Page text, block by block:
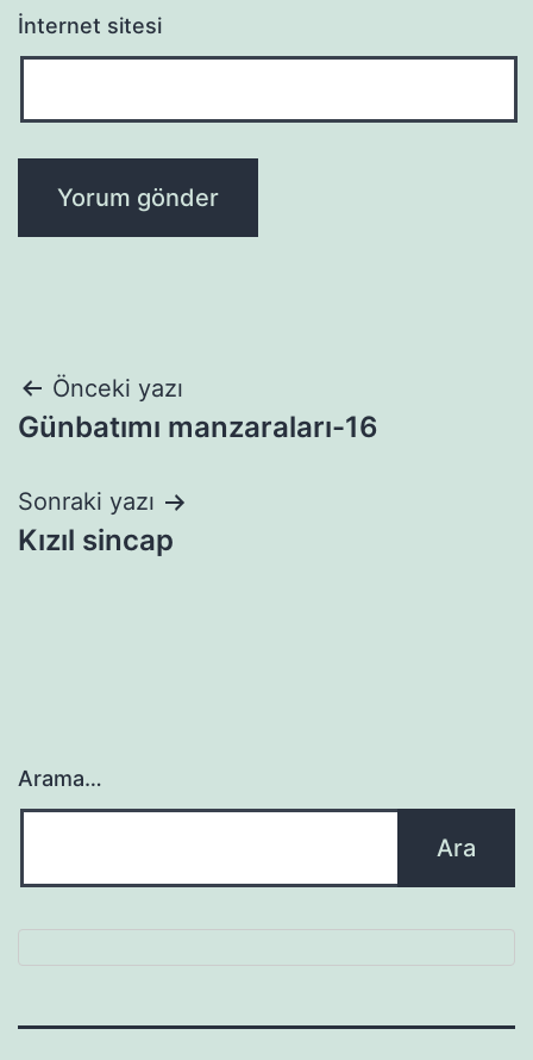
İnternet sitesi
Yazı
gezinmesi
Önceki yazı
Günbatımı manzaraları-16
Sonraki yazı
Kızıl sincap
Arama…